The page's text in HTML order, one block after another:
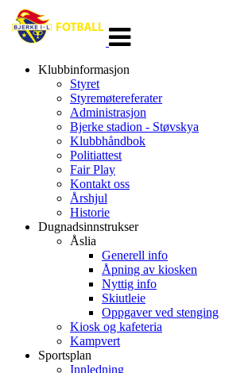
navigasjon
Klubbinformasjon
Styret
Styremøtereferater
Administrasjon
Bjerke stadion - Støvskya
Klubbhåndbok
Politiattest
Fair Play
Kontakt oss
Årshjul
Historie
Dugnadsinnstrukser
Åslia
Generell info
Åpning av kiosken
Nyttig info
Skiutleie
Oppgaver ved stenging
Kiosk og kafeteria
Kampvert
Sportsplan
Innledning